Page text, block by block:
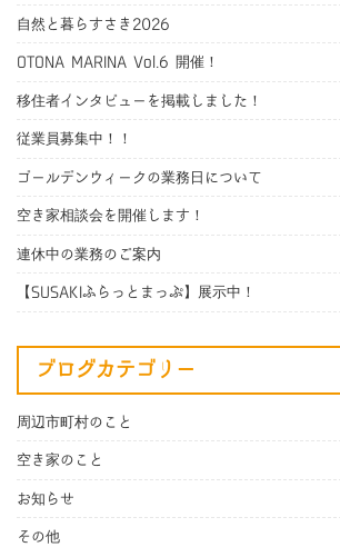
自然と暮らすさき2026
OTONA MARINA Vol.6 開催！
移住者インタビューを掲載しました！
従業員募集中！！
ゴールデンウィークの業務日について
空き家相談会を開催します！
連休中の業務のご案内
【SUSAKIふらっとまっぷ】展示中！
ブログカテゴリー
周辺市町村のこと
空き家のこと
お知らせ
その他